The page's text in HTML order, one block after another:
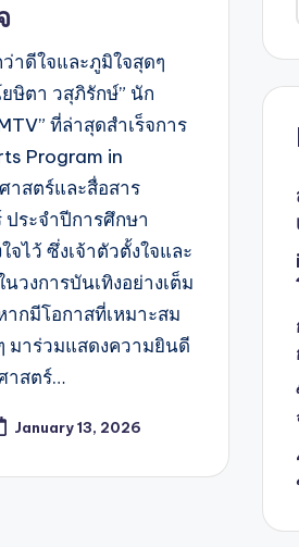
าดีใจและภูมิใจสุดๆ
ษิตา วสุภิรักษ์” นัก
ที่ล่าสุดสำเร็จการ
Program in
าสตร์และสื่อสาร
ระจำปีการศึกษา
ไว้ ซึ่งเจ้าตัวตั้งใจและ
วงการบันเทิงอย่างเต็ม
กมีโอกาสที่เหมาะสม
มาร่วมแสดงความยินดี
าสตร์…
January 13, 2026